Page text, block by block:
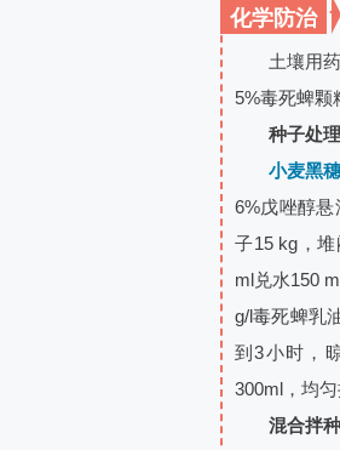
化学防治
土壤用
5%毒死蜱颗
种子处
小麦黑
6%戊唑醇悬
子15 kg，堆
ml兑水150
g/l毒死蜱乳
到3小时，
300ml，均
混合拌